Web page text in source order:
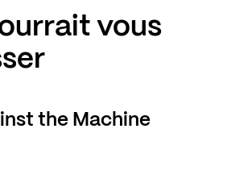
vous
the Machine